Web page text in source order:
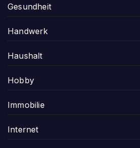
Gesundheit
Handwerk
Haushalt
Hobby
Immobilie
Internet